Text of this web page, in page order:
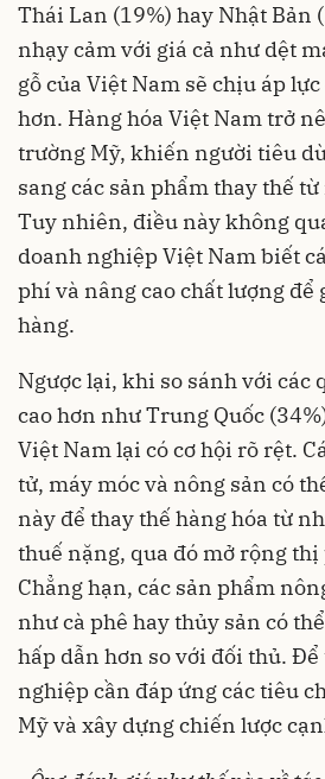
Thái Lan (19%) hay Nhật Bản
nhạy cảm với giá cả như dệt
gỗ của Việt Nam sẽ chịu áp
hơn. Hàng hóa Việt Nam trở
trường Mỹ, khiến người tiêu
sang các sản phẩm thay thế
Tuy nhiên, điều này không
doanh nghiệp Việt Nam biết
phí và nâng cao chất lượng để
hàng.
Ngược lại, khi so sánh với các
cao hơn như Trung Quốc
Việt Nam lại có cơ hội rõ rệt.
tử, máy móc và nông sản có
này để thay thế hàng hóa từ
thuế nặng, qua đó mở rộng thị
Chẳng hạn, các sản phẩm
như cà phê hay thủy sản có
hấp dẫn hơn so với đối thủ.
nghiệp cần đáp ứng các tiêu
Mỹ và xây dựng chiến lược